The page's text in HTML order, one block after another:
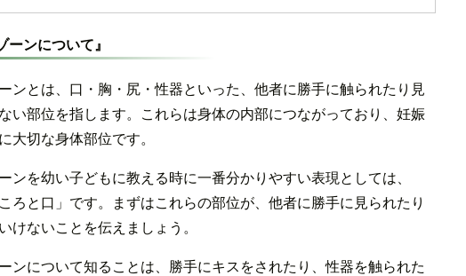
ーンについて』
ンとは、口・胸・尻・性器といった、他者に勝手に触られたり見
い部位を指します。これらは身体の内部につながっており、妊娠
大切な身体部位です。
ンを幼い子どもに教える時に一番分かりやすい表現としては、
ろと口」です。まずはこれらの部位が、他者に勝手に見られたり
けないことを伝えましょう。
ンについて知ることは、勝手にキスをされたり、性器を触られた